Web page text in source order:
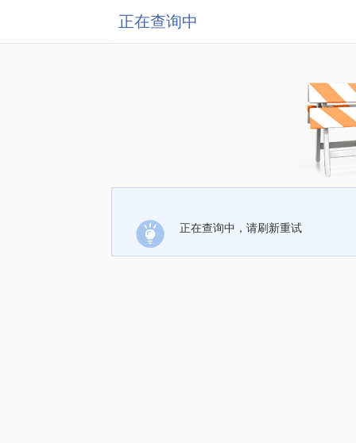
正在查询中
正在查询中，请刷新重试